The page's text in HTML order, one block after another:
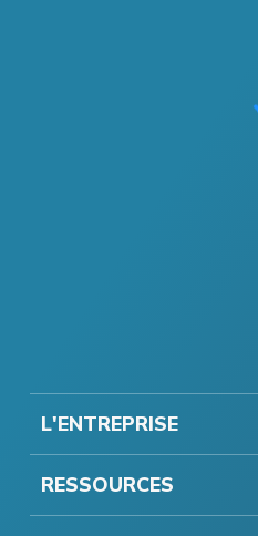
L'ENTREPRISE
RESSOURCES